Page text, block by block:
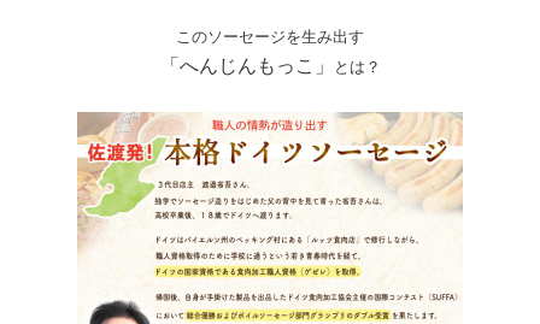
このソーセージを生み出す
「へんじんもっこ」 とは？